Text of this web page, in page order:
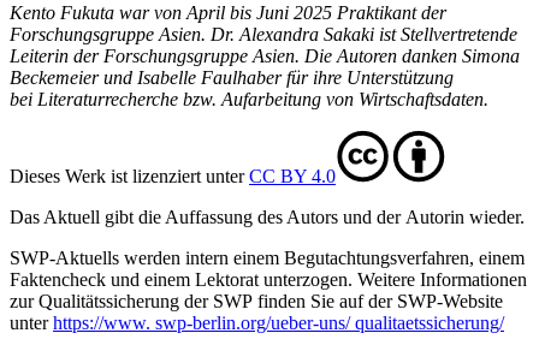
Kento Fukuta war von April bis Juni 2025 Praktikant der
Forschungsgruppe Asien. Dr. Alexandra Sakaki ist Stellvertretende
Leiterin der Forschungsgruppe Asien. Die Autoren danken Simona
Beckemeier und Isabelle Faulhaber für ihre Unterstützung
bei Literaturrecherche bzw. Aufarbeitung von Wirtschaftsdaten.
Dieses Werk ist lizenziert unterCC BY 4.0
Das Aktuell gibt die Auf­fassung des Autors und der Autorin wieder.
SWP-Aktuells werden intern einem Begutachtungsverfah­ren, einem
Faktencheck und einem Lektorat unterzogen. Weitere Informationen
zur Qualitätssicherung der SWP finden Sie auf der SWP-Website
unterhttps://www. swp-berlin.org/ueber-uns/ qualitaetssicherung/